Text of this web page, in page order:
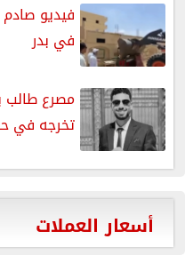
فيديو
في بدر
مصرع طالب
تخرجه في
أسعار العملات